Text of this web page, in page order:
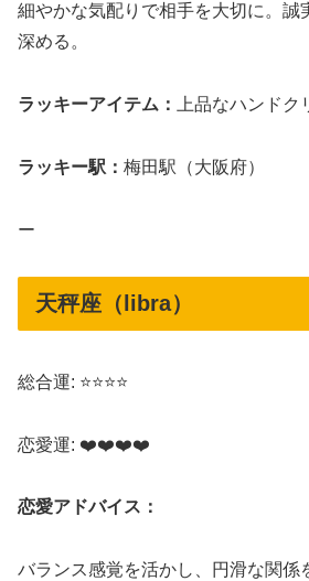
細やかな気配りで相手を大切に。誠
深める。
ラッキーアイテム： 上品なハンドク
ラッキー駅： 梅田駅（大阪府）
ー
天秤座（libra）
総合運: ⭐⭐⭐⭐
恋愛運: ❤️❤️❤️❤️
恋愛アドバイス：
バランス感覚を活かし、円滑な関係